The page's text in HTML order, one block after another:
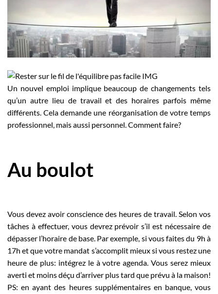
Employeurs
Publiez une offre d'emploi
Un nouvel emploi implique beaucoup de changements tels
qu’un autre lieu de travail et des horaires parfois même
différents. Cela demande une réorganisation de votre temps
professionnel, mais aussi personnel. Comment faire?
Au boulot
Vous devez avoir conscience des heures de travail. Selon vos
tâches à effectuer, vous devrez prévoir s’il est nécessaire de
dépasser l’horaire de base. Par exemple, si vous faites du 9h à
17h et que votre mandat s’accomplit mieux si vous restez une
heure de plus: intégrez le à votre agenda. Vous serez mieux
averti et moins déçu d’arriver plus tard que prévu à la maison!
PS: en ayant des heures supplémentaires en banque, vous